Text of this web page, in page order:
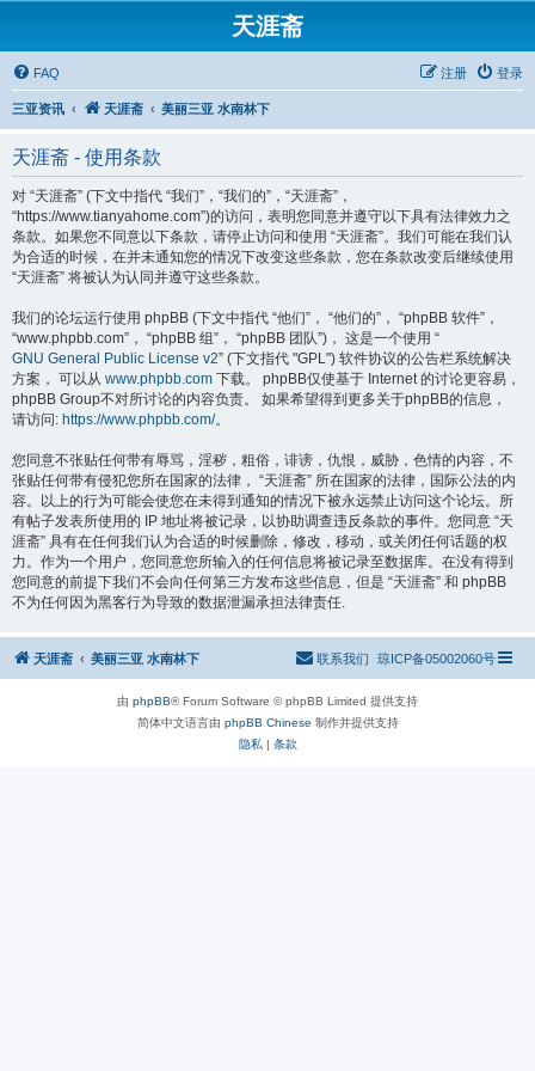
天涯斋
FAQ 登录
注册
三亚资讯 天涯斋 美丽三亚 水南林下
天涯斋 - 使用条款
对 “天涯斋” (下文中指代 “我们”，“我们的”，“天涯斋”，
“https://www.tianyahome.com”)的访问，表明您同意并遵守以下具有法律效力之
条款。如果您不同意以下条款，请停止访问和使用 “天涯斋”。我们可能在我们认
为合适的时候，在并未通知您的情况下改变这些条款，您在条款改变后继续使用
“天涯斋” 将被认为认同并遵守这些条款。
我们的论坛运行使用 phpBB (下文中指代 “他们”， “他们的”， “phpBB 软件”，
“www.phpbb.com”， “phpBB 组”， “phpBB 团队”)， 这是一个使用 “
GNU General Public License v2” (下文指代 "GPL") 软件协议的公告栏系统解决
方案， 可以从 www.phpbb.com 下载。 phpBB仅使基于 Internet 的讨论更容易，
phpBB Group不对所讨论的内容负责。 如果希望得到更多关于phpBB的信息，
请访问: https://www.phpbb.com/。
您同意不张贴任何带有辱骂，淫秽，粗俗，诽谤，仇恨，威胁，色情的内容，不
张贴任何带有侵犯您所在国家的法律， “天涯斋” 所在国家的法律，国际公法的内
容。以上的行为可能会使您在未得到通知的情况下被永远禁止访问这个论坛。所
有帖子发表所使用的 IP 地址将被记录，以协助调查违反条款的事件。您同意 “天
涯斋” 具有在任何我们认为合适的时候删除，修改，移动，或关闭任何话题的权
力。作为一个用户，您同意您所输入的任何信息将被记录至数据库。在没有得到
您同意的前提下我们不会向任何第三方发布这些信息，但是 “天涯斋” 和 phpBB
不为任何因为黑客行为导致的数据泄漏承担法律责任.
天涯斋 美丽三亚 水南林下 琼ICP备05002060号
联系我们
由 phpBB® Forum Software © phpBB Limited 提供支持
简体中文语言由 phpBB Chinese 制作并提供支持
隐私 | 条款